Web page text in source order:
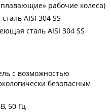
рабочие колеса)
AISI 304 SS
сталь AISI 304 SS
с возможностью
безопасным
50 Гц